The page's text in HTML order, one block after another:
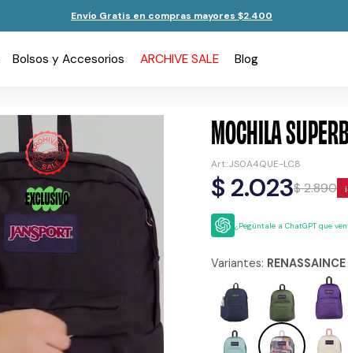
Envío Gratis en compras mayores $2.400
Bolsos y Accesorios ARCHIVE SALE Blog
MOCHILA
JS0A4QUE-LC8
$ 2.023$2.890
¿Pegúntale a ChatGPT que
Variantes: RENASSAINCE